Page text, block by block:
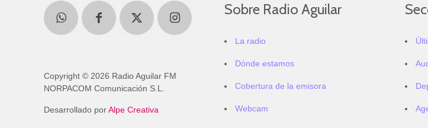
Copyright © 2026 Radio Aguilar FM
NORPACOM Comunicación S.L.
Desarrollado porAlpe Creativa
Sobre Radio Aguilar
La radio
Dónde estamos
Cobertura de la emisora
Webcam